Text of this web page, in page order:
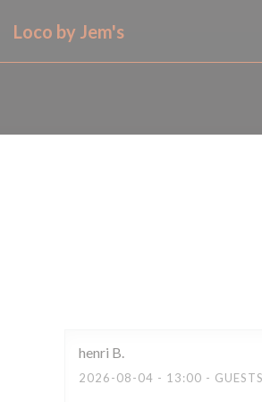
Loco by Jem's
henri B
2026-08-04 - 13:00 -